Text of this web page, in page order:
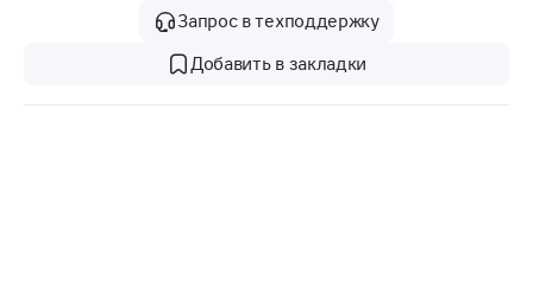
Запрос в техподдержку
Добавить в закладки